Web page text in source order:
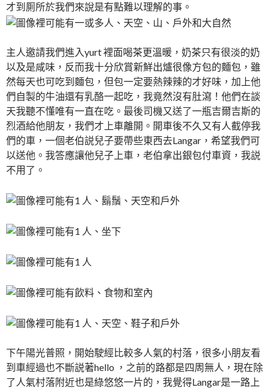
才到厠所於我們來說是有點難以理解的事。
主人邀請我們進入yurt 裡面喝茶更溫暖，奶茶只有很淡的奶
以及是咸味，反而我十分欣賞新鮮出爐很像方包的麵包，雖
然每天也可吃到麵包，但包一定要熱辣辣的才好味，加上他
們自製的牛油還有乳酪一起吃，我竟然沒有肚瀉！他們在談
天我聽不懂唯有一直在吃。最後司機又送了一瓶吉爾吉斯的
烈酒給他朋友，我們才上車離開。開車後不久又有人截停我
們的車，一個老伯説兒子要帶些東西去Langar，希望我們可
以送他。我答應讓他兒子上車，老伯拿出銀包付車資，我説
不用了。
下午陽光普照，開始駛經比較多人氣的村落，很多小朋友看
到車經過也不斷説著hello ，之前的路都是四周無人，現在除
了人氣村落附近也是綠悠悠一片的，我覺得Langar是一路上